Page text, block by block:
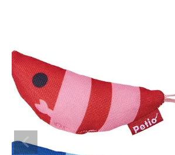
目的別に探す
SNS
ご利用案内